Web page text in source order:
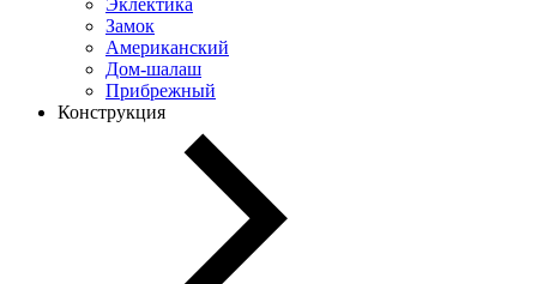
Замок
Американский
Дом-шалаш
Прибрежный
Конструкция